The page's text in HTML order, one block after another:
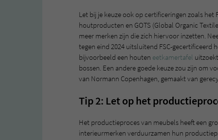
Let bij je keuze ook op certificeringen zoals
houtproducten en GOTS (Global Organic
meer merken zijn die zich hiervoor inzetten.
tegen eind 2024 uitsluitend FSC-gecertificeerd
bijvoorbeeld een houten eetkamertafel
bossen. Een andere goede keuze zou zijn om
van Normann Copenhagen, gemaakt van
Tip 2: Let op het
Het productieproces van meubels heeft een
interieurmerken verduurzamen hun